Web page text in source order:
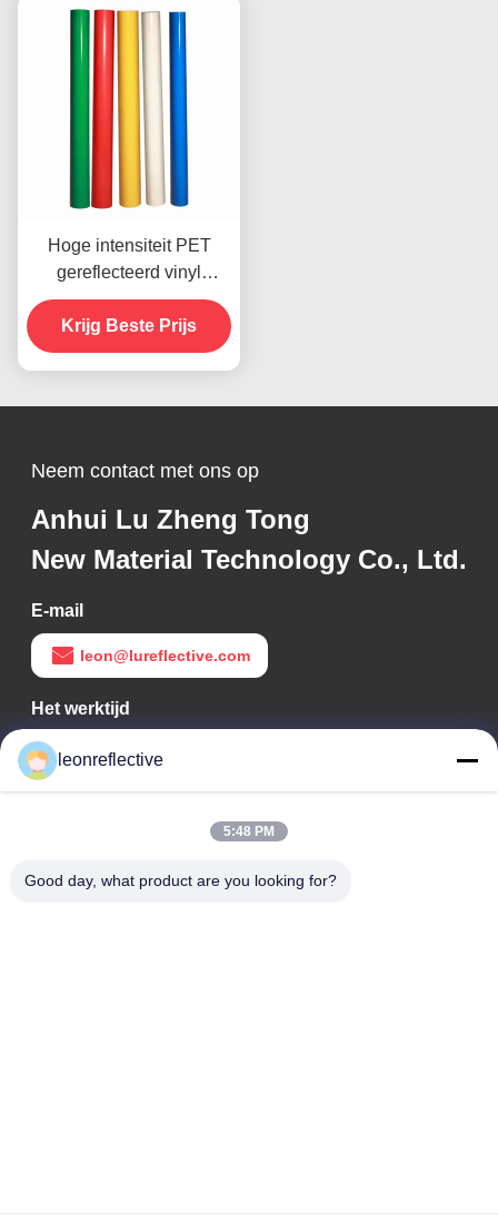
Hoge intensiteit PET
gereflecteerd vinyl
doorschijnend
reflecterend vinylplaatje
Krijg Beste Prijs
Neem contact met ons op
Anhui Lu Zheng Tong
New Material Technology Co., Ltd.
E-mail
leon@lureflective.com
Het werktijd
9:00-18:00
Ons adres
Technology Park, High-tech Zone, Hefei, Anhui, China
leonreflective
5:48 PM
Good day, what product are you looking for?